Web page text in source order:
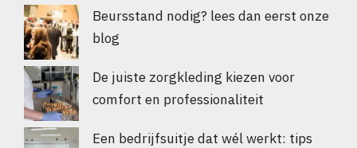
Beursstand nodig? lees dan eerst onze
blog
De juiste zorgkleding kiezen voor
comfort en professionaliteit
Een bedrijfsuitje dat wél werkt: tips